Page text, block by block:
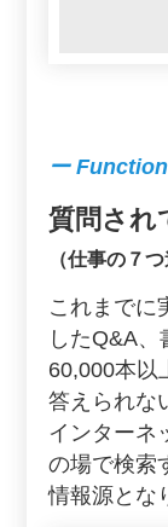
ー
質問され
（仕事の７つ
これまでに
したQ&A、
60,000本以
答えられな
インターネ
の場で検索
情報源とな